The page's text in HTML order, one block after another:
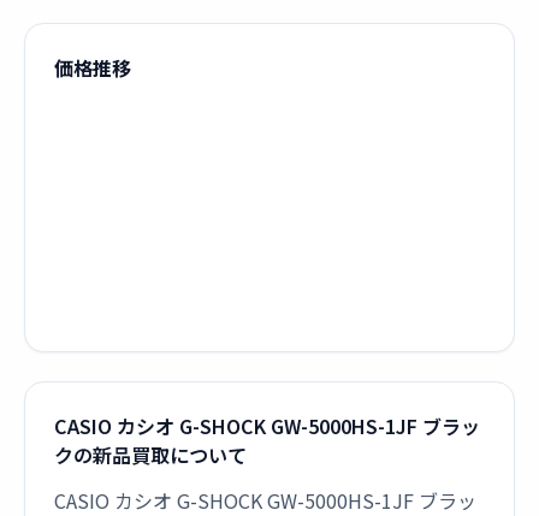
価格推移
CASIO カシオ G-SHOCK GW-5000HS-1JF ブラッ
クの新品買取について
CASIO カシオ G-SHOCK GW-5000HS-1JF ブラッ